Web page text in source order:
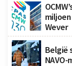
Wever
België